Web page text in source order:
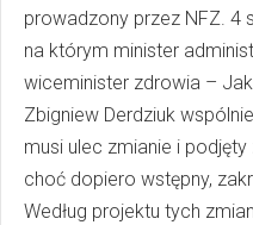
prowadzony przez NFZ. 4
na którym minister
wiceminister zdrowia –
Zbigniew Derdziuk
musi ulec zmianie i
choć dopiero wstępny,
Według projektu tych